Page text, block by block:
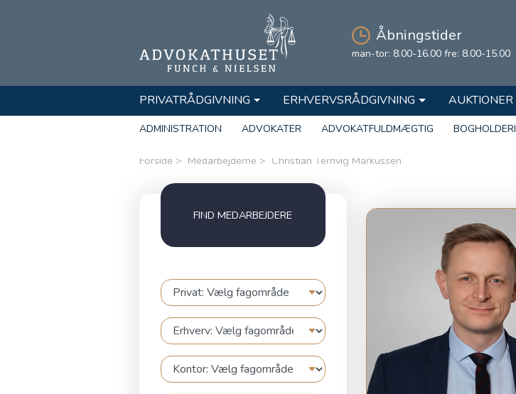
Åbningstider
man-tor: 8.00-16.00 fre: 8.00-15.00
PRIVATRÅDGIVNING ERHVERVSRÅDGIVNING AUKTIONER
ADMINISTRATION ADVOKATER ADVOKATFULDMÆGTIG BOGHOLDERI
Forside Medarbejderne Christian Ternvig Markussen
FIND MEDARBEJDERE